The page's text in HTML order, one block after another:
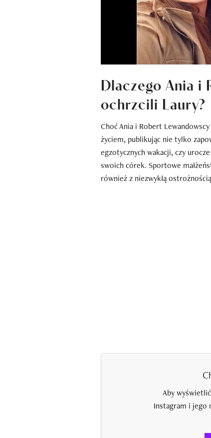
Dlaczego Ania i
ochrzcili Laury?
Choć Ania i Robert
życiem, publikując nie tylko
egzotycznych wakacji, czy
swoich córek. Sportowe
również z niezwykłą
Aby
Instagram i jego